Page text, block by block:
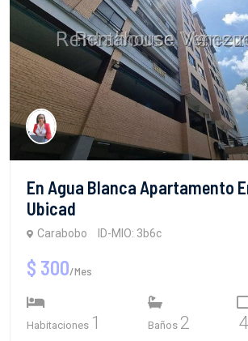
En Agua Blanca Apartamento
Ubicad
Carabobo ID-MIO: 3b6c
$ 300/Mes
Habitaciones 1 Baños 2